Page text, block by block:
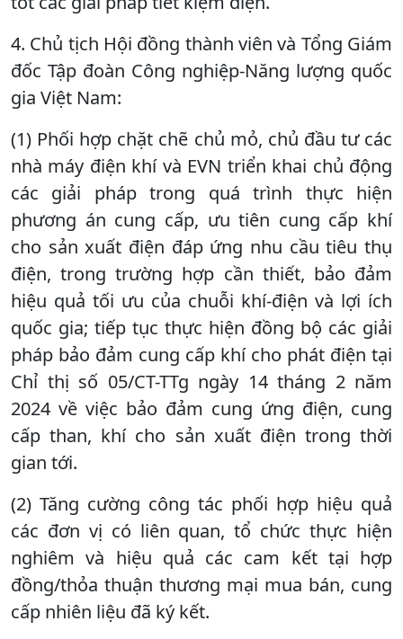
4. Chủ tịch Hội đồng thành viên và Tổng Giám
đốc Tập đoàn Công nghiệp-Năng lượng quốc
gia Việt Nam:
(1) Phối hợp chặt chẽ chủ mỏ, chủ đầu tư các
nhà máy điện khí và EVN triển khai chủ động
các giải pháp trong quá trình thực hiện
phương án cung cấp, ưu tiên cung cấp khí
cho sản xuất điện đáp ứng nhu cầu tiêu thụ
điện, trong trường hợp cần thiết, bảo đảm
hiệu quả tối ưu của chuỗi khí-điện và lợi ích
quốc gia; tiếp tục thực hiện đồng bộ các giải
pháp bảo đảm cung cấp khí cho phát điện tại
Chỉ thị số 05/CT-TTg ngày 14 tháng 2 năm
2024 về việc bảo đảm cung ứng điện, cung
cấp than, khí cho sản xuất điện trong thời
gian tới.
(2) Tăng cường công tác phối hợp hiệu quả
các đơn vị có liên quan, tổ chức thực hiện
nghiêm và hiệu quả các cam kết tại hợp
đồng/thỏa thuận thương mại mua bán, cung
cấp nhiên liệu đã ký kết.